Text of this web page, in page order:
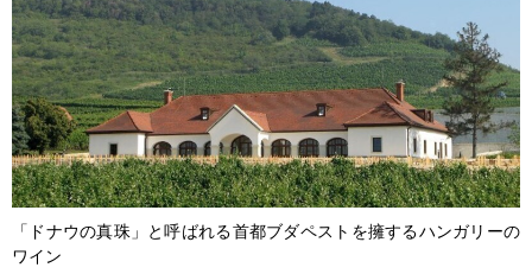
「ドナウの真珠」と呼ばれる首都ブダペストを擁するハンガリーの
ワイン